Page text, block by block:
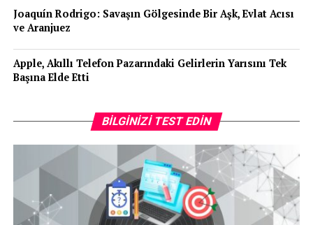
Joaquín Rodrigo: Savaşın Gölgesinde Bir Aşk, Evlat Acısı
ve Aranjuez
Apple, Akıllı Telefon Pazarındaki Gelirlerin Yarısını Tek
Başına Elde Etti
BILGINIZI TEST EDIN